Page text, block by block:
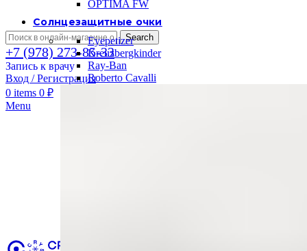
Search
+7 (978) 273-85-33
Запись к врачу
Вход / Регистрация
0 items 0 ₽
Menu
OPTIMA FW
Солнцезащитные очки
Eyepetizer
Kreuzbergkinder
Ray-Ban
Roberto Cavalli